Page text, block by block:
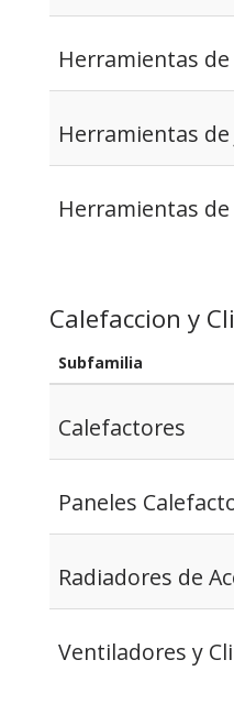
Herramientas
Herramientas de
Herramientas
Calefaccion y
Subfamilia
Calefactores
Paneles
Radiadores de
Ventiladores y